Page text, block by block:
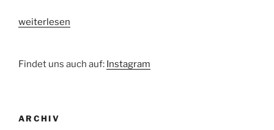
„Bereit
Europameisterschaft“
weiterlesen
Findet uns auch auf: Instagram
ARCHIV